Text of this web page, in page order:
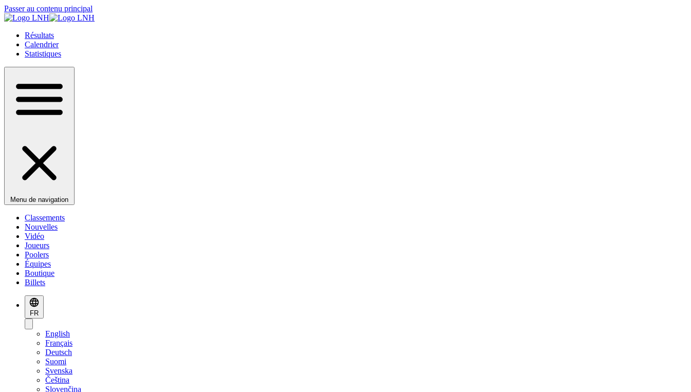
Passer au contenu principal
Résultats
Calendrier
Statistiques
Menu de navigation
Classements
Nouvelles
Vidéo
Joueurs
Poolers
Équipes
Boutique
Billets
FR
English
Français
Deutsch
Suomi
Svenska
Čeština
Slovenčina